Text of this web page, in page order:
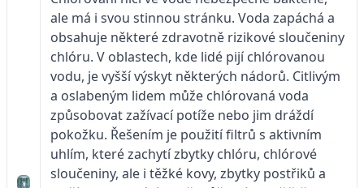
ale má i svou stinnou stránku. Voda zapáchá a
obsahuje některé zdravotně rizikové sloučeniny
chlóru. V oblastech, kde lidé pijí chlórovanou
vodu, je vyšší výskyt některých nádorů. Citlivým
a oslabeným lidem může chlórovaná voda
způsobovat zažívací potíže nebo jim dráždí
pokožku. Řešením je použití filtrů s aktivním
uhlím, které zachytí zbytky chlóru, chlórové
sloučeniny, ale i těžké kovy, zbytky postřiků a